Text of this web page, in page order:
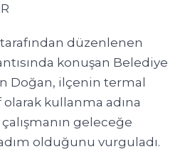
düzenlenen
konuşan Belediye
Doğan, ilçenin termal
kullanma adına
geleceğe
olduğunu vurguladı.